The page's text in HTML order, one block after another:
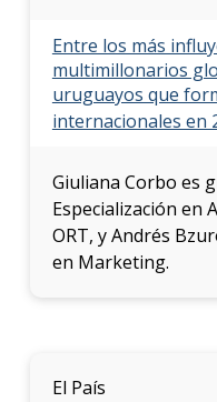
Entre los más
multimillonarios
uruguayos que
internacionales en
Giuliana Corbo es
Especialización en
ORT, y Andrés
en Marketing.
El País